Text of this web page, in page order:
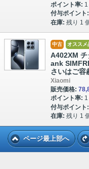
ポイント率:
付与ポイント:
在庫: 残り 1
中古 オススメ
A402XM
ank
さいはご容
Xiaomi
販売価格:
ポイント率:
付与ポイント:
在庫: 残り 1
ページ最上部へ